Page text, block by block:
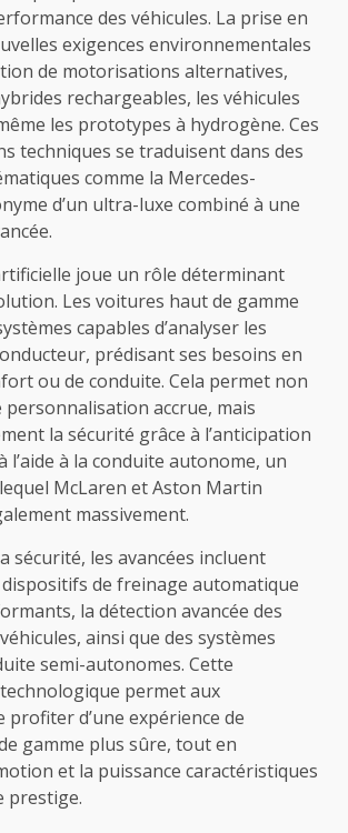
des véhicules. La prise en
exigences environnementales
de motorisations alternatives,
rechargeables, les véhicules
les prototypes à hydrogène. Ces
techniques se traduisent dans des
comme la Mercedes-
d’un ultra-luxe combiné à une
joue un rôle déterminant
Les voitures haut de gamme
capables d’analyser les
prédisant ses besoins en
ou de conduite. Cela permet non
accrue, mais
la sécurité grâce à l’anticipation
l’aide à la conduite autonome, un
McLaren et Aston Martin
massivement.
sécurité, les avancées incluent
de freinage automatique
la détection avancée des
ainsi que des systèmes
semi-autonomes. Cette
permet aux
profiter d’une expérience de
gamme plus sûre, tout en
et la puissance caractéristiques
prestige.